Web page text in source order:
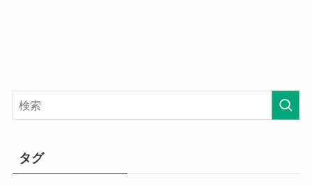
タグ